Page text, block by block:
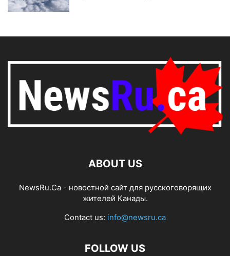
ABOUT US
NewsRu.Ca - новостной сайт для русскоговорящих
жителей Канады.
Contact us: info@newsru.ca
FOLLOW US